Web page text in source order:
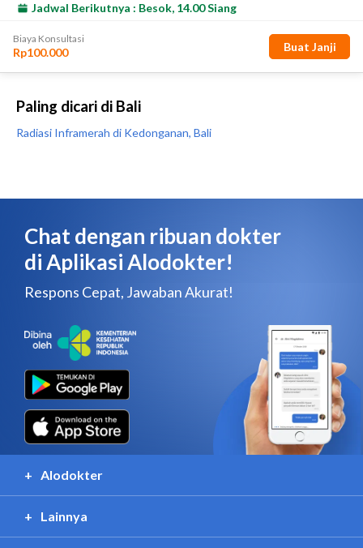
Paling dicari di Bali
Radiasi Inframerah di Kedonganan, Bali